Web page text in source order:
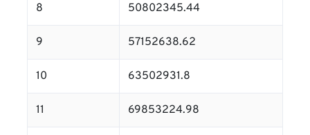
8 50802345.44
9 57152638.62
10 63502931.8
11 69853224.98